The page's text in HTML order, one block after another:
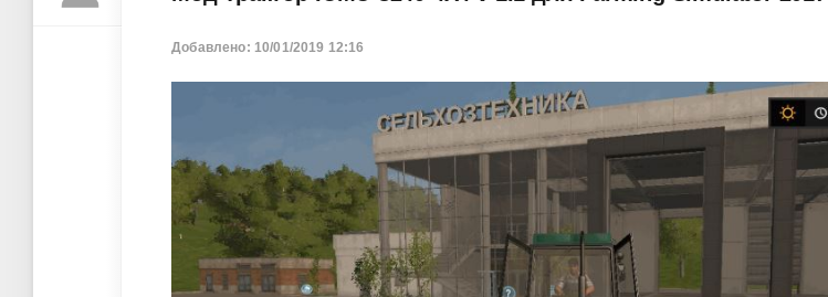
Добавлено: 10/01/2019 12:16